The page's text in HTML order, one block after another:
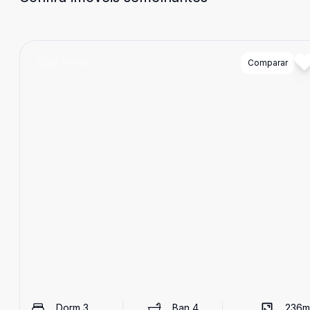
Comparar
Dorm 3 Ban 4 236